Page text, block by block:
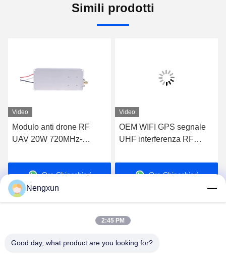
Simili prodotti
Video
Modulo anti drone RF
UAV 20W 720MHz-
Drone Wifi Bluetooth
JammerOra Chiacchieri
Video
OEM WIFI GPS segnale
UHF interferenza RF
Drone 20W 5725-
5850MHzOra Chiacchieri
Nengxun Communication Technology Co.,Ltd.
Nengxun
2:45 PM
Good day, what product are you looking for?